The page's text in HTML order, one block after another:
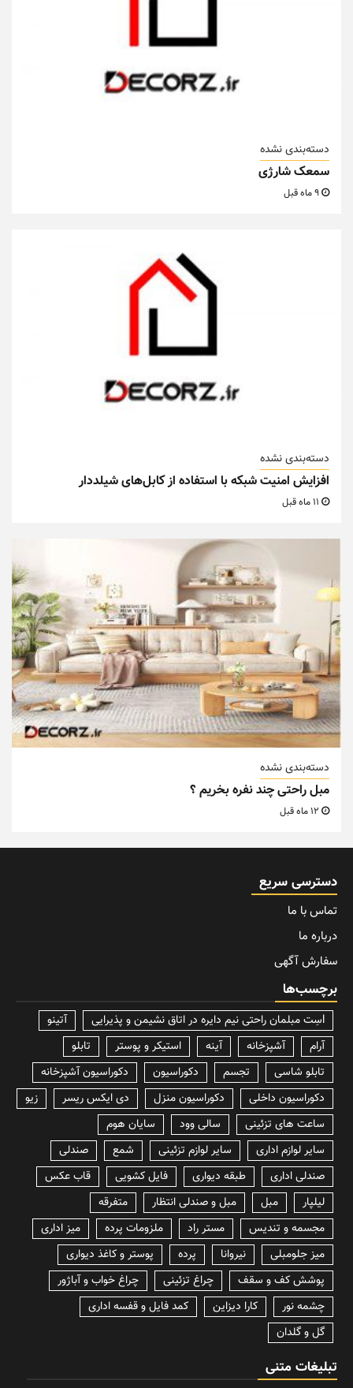
دسته‌بندی نشده
سمعک شارژی
دسته‌بندی نشده
افزایش امنیت شبکه با استفاده از کابل‌های شیلددار
دسته‌بندی نشده
مبل راحتی چند نفره بخریم ؟
دسترسی سریع
تماس با ما
درباره ما
سفارش آگهی
برچسب‌ها
lسِت مبلمان راحتی نیم دایره در اتاق نشیمن و پذیرایی
آتینو
آرام
آشپزخانه آینه استیکر و پوستر
تابلو
تابلو شاسی
تجسم دکوراسیون
دکوراسیون آشپزخانه
دکوراسیون داخلی
دکوراسیون منزل دی ایکس ریسر
زیو
ساعت های تزئینی
سالی وود
سایان هوم
سایر لوازم اداری
سایر لوازم تزئینی شمع
صندلی
صندلی اداری
طبقه دیواری فایل کشویی
قاب عکس
لیلپار
مبل مبل و صندلی انتظار
متفرقه
مجسمه و تندیس
مستر راد ملزومات پرده
میز اداری
میز جلومبلی
نیروانا پرده
پوستر و کاغذ دیواری
پوشش کف و سقف
چراغ تزئینی
چراغ خواب و آباژور
چشمه نور
کارا دیزاین
کمد فایل و قفسه اداری
گل و گلدان
تبلیغات متنی